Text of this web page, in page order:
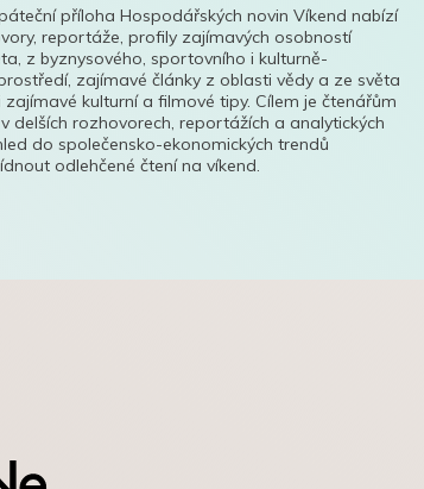
příloha Hospodářských novin Víkend nabízí
reportáže, profily zajímavých osobností
z byznysového, sportovního i kulturně-
zajímavé články z oblasti vědy a ze světa
kulturní a filmové tipy. Cílem je čtenářům
delších rozhovorech, reportážích a analytických
do společensko-ekonomických trendů
odlehčené čtení na víkend.